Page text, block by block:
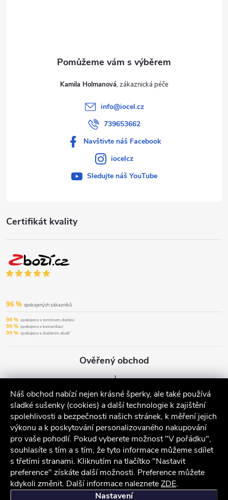
Náš obchod nabízí nejen krásné šperky, ale také používá
sladké sušenky (cookies) a další technologie k zajištění
spolehlivosti a bezpečnosti našich stránek, k měření jejich
výkonu a k poskytování personalizovaného nakupování
pro vaše pohodlí. Pokud vyberete možnost "V pořádku",
souhlasíte s tím a s tím, že tyto informace můžeme sdílet
s třetími stranami. Kliknutím na tlačítko "Nastavit
preference" získáte další možnosti. Preference můžete
kdykoli změnit. Další informace nalezneteZDE.
Nastavení
Certifikát kvality
96 % spokojených zákazníků
98 % spokojeno s termínem dodání
99 % spokojeno s komunikací
99 % spokojeno s dodáním zboží
Ověřený obchod
Kamila Holmanová
info@iocel.cz
739653662
Navštivte náš Facebook
iocelcz
Sledujte náš YouTube
iocel.cz Obchodní podmínky Ochrana osobních údajů